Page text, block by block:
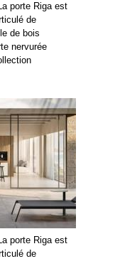
porte Riga est
de
de bois
nervurée
porte Riga est
de